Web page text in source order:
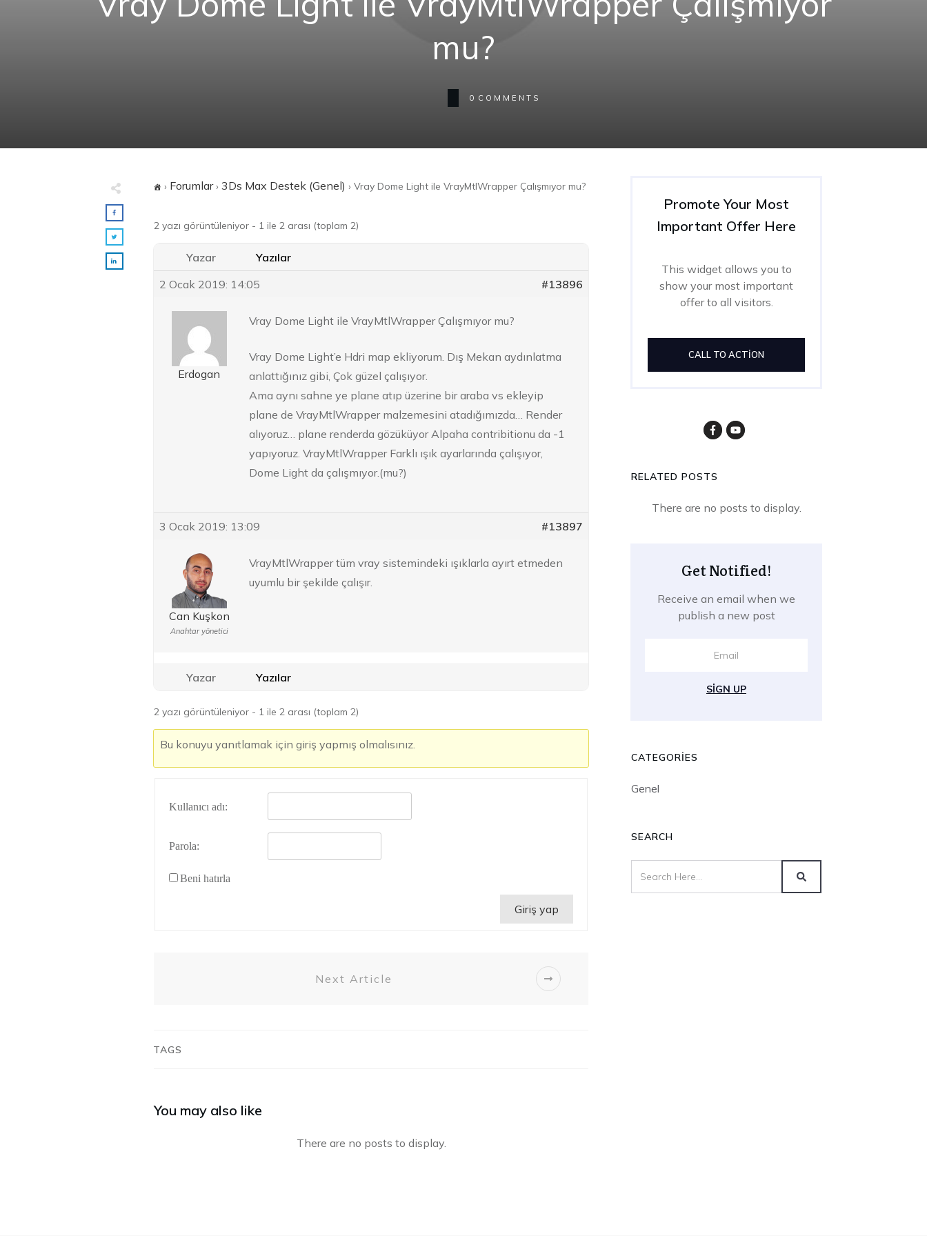
mu?
0 COMMENTS
› Forumlar › 3Ds Max Destek (Genel) › Vray Dome Light ile VrayMtlWrapper Çalışmıyor mu?
2 yazı görüntüleniyor - 1 ile 2 arası (toplam 2)
Yazar
Yazılar
2 Ocak 2019: 14:05
#13896
Erdogan
Vray Dome Light ile VrayMtlWrapper Çalışmıyor mu?
Vray Dome Light’e Hdri map ekliyorum. Dış Mekan aydınlatma
anlattığınız gibi, Çok güzel çalışıyor.
Ama aynı sahne ye plane atıp üzerine bir araba vs ekleyip
plane de VrayMtlWrapper malzemesini atadığımızda… Render
alıyoruz… plane renderda gözüküyor Alpaha contribitionu da -1
yapıyoruz. VrayMtlWrapper Farklı ışık ayarlarında çalışıyor,
Dome Light da çalışmıyor.(mu?)
3 Ocak 2019: 13:09 #13897
Can Kuşkon
Anahtar yönetici
VrayMtlWrapper tüm vray sistemindeki ışıklarla ayırt etmeden
uyumlu bir şekilde çalışır.
Yazar Yazılar
2 yazı görüntüleniyor - 1 ile 2 arası (toplam 2)
Bu konuyu yanıtlamak için giriş yapmış olmalısınız.
Kullanıcı adı:
Parola:
Beni hatırla
Giriş yap
Next Article
TAGS
You may also like
Promote Your Most
Important Offer Here
This widget allows you to
show your most important
offer to all visitors.
CALL TO ACTION
RELATED POSTS
Get Notified!
Receive an email when we
publish a new post
SIGN UP
CATEGORIES
Genel
SEARCH